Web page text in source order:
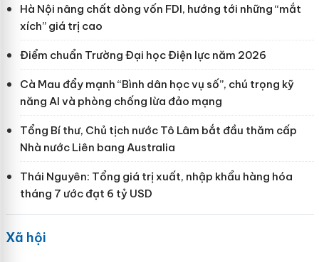
Hà Nội nâng chất dòng vốn FDI, hướng tới những “mắt
xích” giá trị cao
Điểm chuẩn Trường Đại học Điện lực năm 2026
Cà Mau đẩy mạnh “Bình dân học vụ số”, chú trọng kỹ
năng AI và phòng chống lừa đảo mạng
Tổng Bí thư, Chủ tịch nước Tô Lâm bắt đầu thăm cấp
Nhà nước Liên bang Australia
Thái Nguyên: Tổng giá trị xuất, nhập khẩu hàng hóa
tháng 7 ước đạt 6 tỷ USD
Xã hội